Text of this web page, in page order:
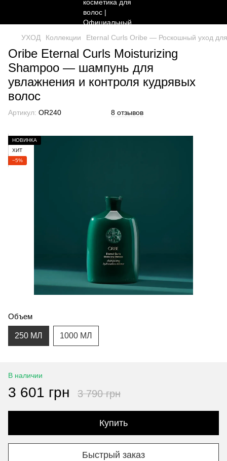
УХОД Коллекции Eternal Curls Oribe — Роскошный уход
Oribe Eternal Curls Moisturizing
Shampoo — шампунь для
увлажнения и контроля кудрявых
волос
Артикул: OR240 8 отзывов
НОВИНКА
ХИТ
−5%
Объем
250 МЛ 1000 МЛ
В наличии
3 601 грн 3 790 грн
Купить
Быстрый заказ